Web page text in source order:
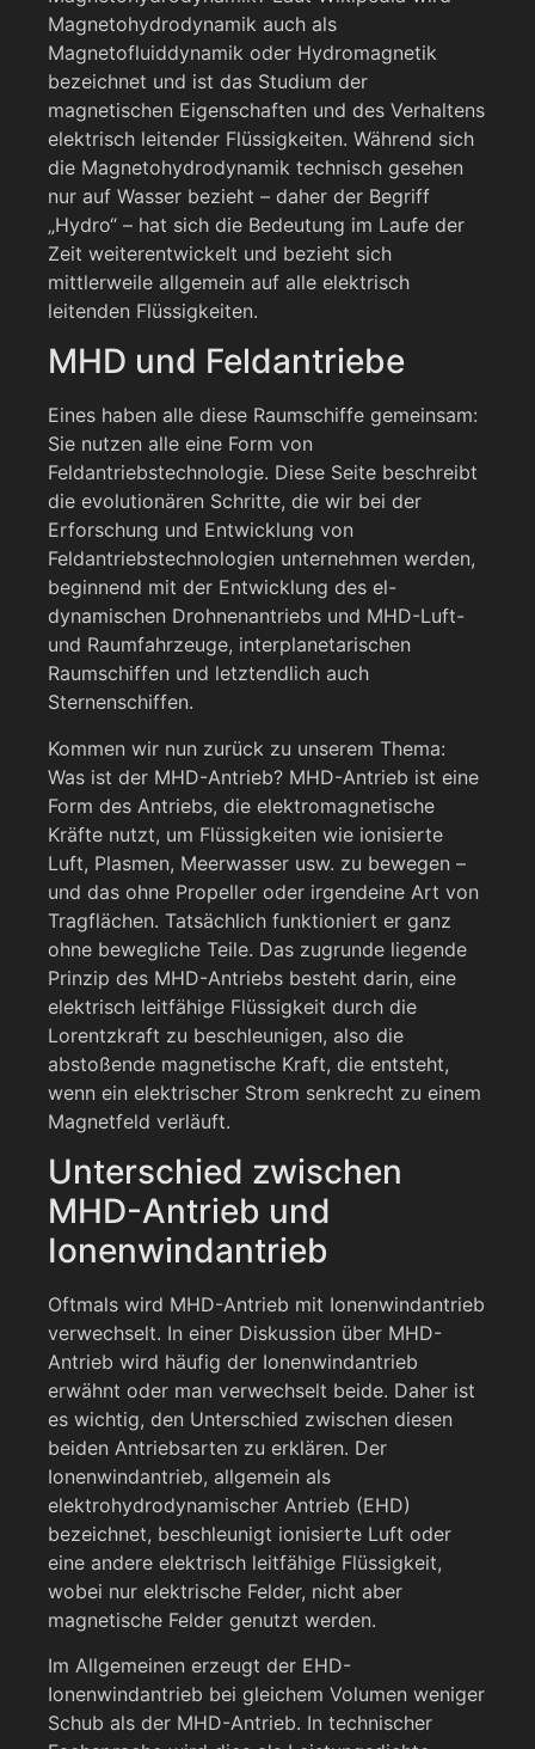
Magnetohydrodynamik auch als
Magnetofluiddynamik oder Hydromagnetik
bezeichnet und ist das Studium der
magnetischen Eigenschaften und des Verhaltens
elektrisch leitender Flüssigkeiten. Während sich
die Magnetohydrodynamik technisch gesehen
nur auf Wasser bezieht – daher der Begriff
„Hydro“ – hat sich die Bedeutung im Laufe der
Zeit weiterentwickelt und bezieht sich
mittlerweile allgemein auf alle elektrisch
leitenden Flüssigkeiten.
MHD und Feldantriebe
Eines haben alle diese Raumschiffe gemeinsam:
Sie nutzen alle eine Form von
Feldantriebstechnologie. Diese Seite beschreibt
die evolutionären Schritte, die wir bei der
Erforschung und Entwicklung von
Feldantriebstechnologien unternehmen werden,
beginnend mit der Entwicklung des el-
dynamischen Drohnenantriebs und MHD-Luft-
und Raumfahrzeuge, interplanetarischen
Raumschiffen und letztendlich auch
Sternenschiffen.
Kommen wir nun zurück zu unserem Thema:
Was ist der MHD-Antrieb? MHD-Antrieb ist eine
Form des Antriebs, die elektromagnetische
Kräfte nutzt, um Flüssigkeiten wie ionisierte
Luft, Plasmen, Meerwasser usw. zu bewegen –
und das ohne Propeller oder irgendeine Art von
Tragflächen. Tatsächlich funktioniert er ganz
ohne bewegliche Teile. Das zugrunde liegende
Prinzip des MHD-Antriebs besteht darin, eine
elektrisch leitfähige Flüssigkeit durch die
Lorentzkraft zu beschleunigen, also die
abstoßende magnetische Kraft, die entsteht,
wenn ein elektrischer Strom senkrecht zu einem
Magnetfeld verläuft.
Unterschied zwischen
MHD-Antrieb und
Ionenwindantrieb
Oftmals wird MHD-Antrieb mit Ionenwindantrieb
verwechselt. In einer Diskussion über MHD-
Antrieb wird häufig der Ionenwindantrieb
erwähnt oder man verwechselt beide. Daher ist
es wichtig, den Unterschied zwischen diesen
beiden Antriebsarten zu erklären. Der
Ionenwindantrieb, allgemein als
elektrohydrodynamischer Antrieb (EHD)
bezeichnet, beschleunigt ionisierte Luft oder
eine andere elektrisch leitfähige Flüssigkeit,
wobei nur elektrische Felder, nicht aber
magnetische Felder genutzt werden.
Im Allgemeinen erzeugt der EHD-
Ionenwindantrieb bei gleichem Volumen weniger
Schub als der MHD-Antrieb. In technischer